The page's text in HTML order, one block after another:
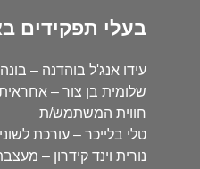
בעלי תפקידים
עידו אנג'ל בוהדנה –
שלומית בן צור –
חווית המשתמש/ת
טלי בלייכר – עורכת
נורית וינד קידרון –